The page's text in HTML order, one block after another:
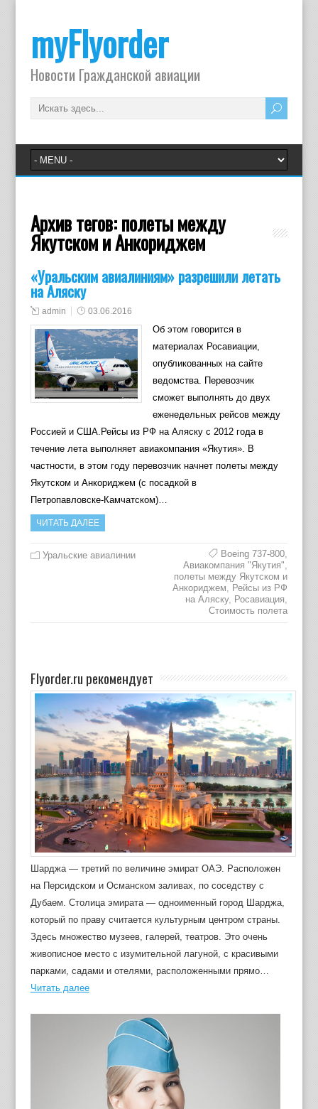
myFlyorder
Новости Гражданской авиации
Архив тегов:полеты между
Якутском и Анкориджем
«Уральским авиалиниям» разрешили летать
на Аляску
admin 03.06.2016
Об этом говорится в
материалах Росавиации,
опубликованных на сайте
ведомства. Перевозчик
сможет выполнять до двух
еженедельных рейсов между
Россией и США.Рейсы из РФ на Аляску с 2012 года в
течение лета выполняет авиакомпания «Якутия». В
частности, в этом году перевозчик начнет полеты между
Якутском и Анкориджем (с посадкой в
Петропавловске‑Камчатском)…
ЧИТАТЬ ДАЛЕЕ
Уральские авиалинии Boeing 737-800,
Авиакомпания "Якутия",
полеты между Якутском и
Анкориджем, Рейсы из РФ
на Аляску, Росавиация,
Стоимость полета
Flyorder.ru рекомендует
Шарджа — третий по величине эмират ОАЭ. Расположен
на Персидском и Османском заливах, по соседству с
Дубаем. Столица эмирата — одноименный город Шарджа,
который по праву считается культурным центром страны.
Здесь множество музеев, галерей, театров. Это очень
живописное место с изумительной лагуной, с красивыми
парками, садами и отелями, расположенными прямо…
Читать далее